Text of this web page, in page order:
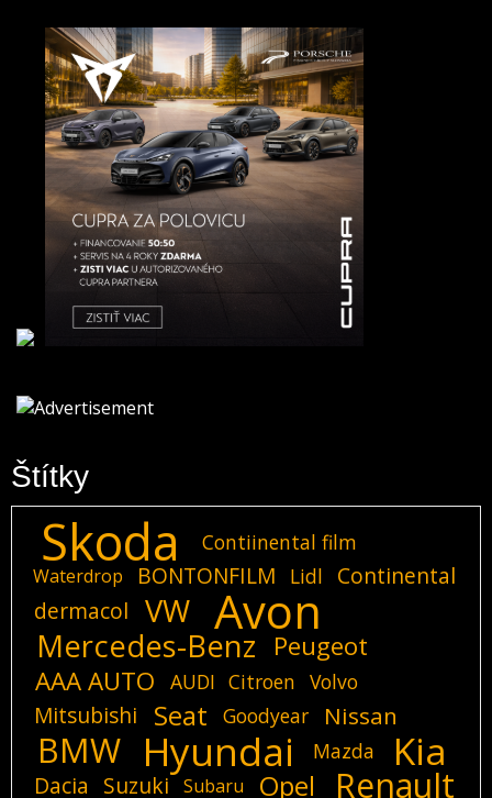
Štítky
Skoda Contiinental film
Waterdrop BONTONFILM Lidl
Continental
dermacol
VW Avon
Mercedes-Benz
Peugeot
AAA AUTO
AUDI Citroen Volvo
Mitsubishi Seat Goodyear Nissan
BMW Hyundai Mazda Kia
Dacia Suzuki Subaru Opel Renault